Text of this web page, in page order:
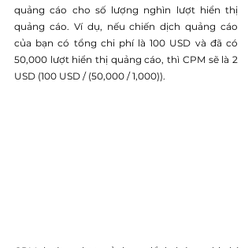
quảng cáo cho số lượng nghìn lượt hiển thị
quảng cáo. Ví dụ, nếu chiến dịch quảng cáo
của bạn có tổng chi phí là 100 USD và đã có
50,000 lượt hiển thị quảng cáo, thì CPM sẽ là 2
USD (100 USD / (50,000 / 1,000)).